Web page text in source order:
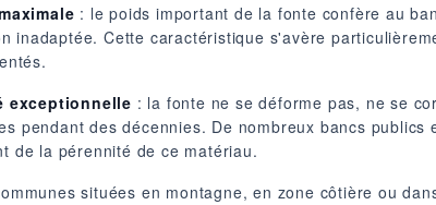
: le poids important de la fonte confère au
inadaptée. Cette caractéristique s'avère
exceptionnelle : la fonte ne se déforme pas, ne se
pendant des décennies. De nombreux bancs
de la pérennité de ce matériau.
situées en montagne, en zone côtière ou